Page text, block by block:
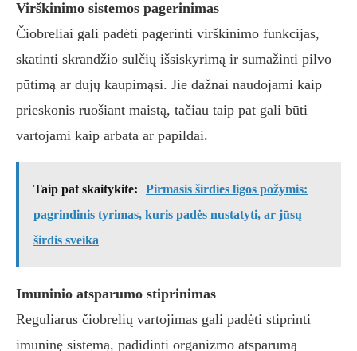
Virškinimo sistemos pagerinimas
Čiobreliai gali padėti pagerinti virškinimo funkcijas,
skatinti skrandžio sulčių išsiskyrimą ir sumažinti pilvo
pūtimą ar dujų kaupimąsi. Jie dažnai naudojami kaip
prieskonis ruošiant maistą, tačiau taip pat gali būti
vartojami kaip arbata ar papildai.
Taip pat skaitykite:
Pirmasis širdies ligos požymis:
pagrindinis tyrimas, kuris padės nustatyti, ar jūsų
širdis sveika
Imuninio atsparumo stiprinimas
Reguliarus čiobrelių vartojimas gali padėti stiprinti
imuninę sistemą, padidinti organizmo atsparumą